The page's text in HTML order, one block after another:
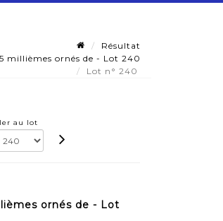
Résultat
millièmes ornés de - Lot 240
Lot n° 240
au lot
ornés de - Lot